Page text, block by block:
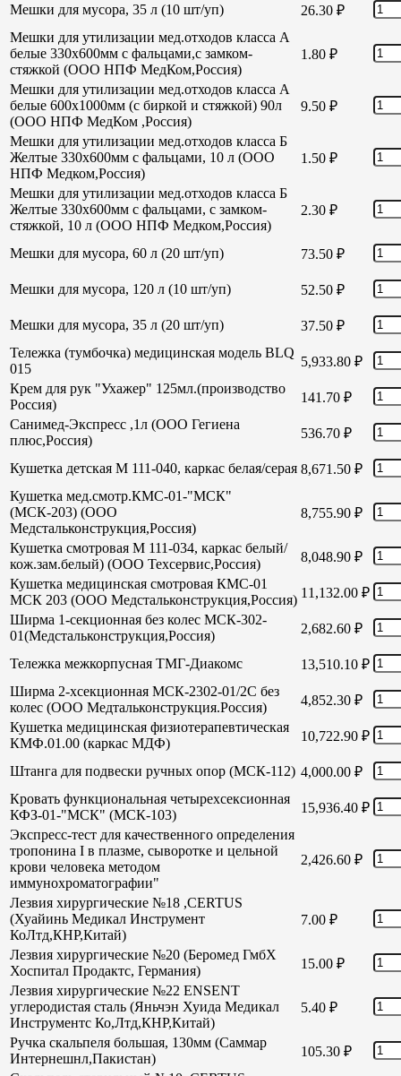
Мешки для мусора, 35 л (10 шт/уп) 26.30 ₽
Мешки для утилизации мед.отходов класса А
белые 330х600мм с фальцами,с замком-
стяжкой (ООО НПФ МедКом,Россия)
1.80 ₽
Мешки для утилизации мед.отходов класса А
белые 600х1000мм (с биркой и стяжкой) 90л
(ООО НПФ МедКом ,Россия)
9.50 ₽
Мешки для утилизации мед.отходов класса Б
Желтые 330х600мм с фальцами, 10 л (ООО
НПФ Медком,Россия)
1.50 ₽
Мешки для утилизации мед.отходов класса Б
Желтые 330х600мм с фальцами, с замком-
стяжкой, 10 л (ООО НПФ Медком,Россия)
2.30 ₽
Мешки для мусора, 60 л (20 шт/уп) 73.50 ₽
Мешки для мусора, 120 л (10 шт/уп) 52.50 ₽
Мешки для мусора, 35 л (20 шт/уп) 37.50 ₽
Тележка (тумбочка) медицинская модель BLQ
015
5,933.80 ₽
Крем для рук "Ухажер" 125мл.(производство
Россия)
141.70 ₽
Санимед-Экспресс ,1л (ООО Гегиена
плюс,Россия)
536.70 ₽
Кушетка детская М 111-040, каркас белая/серая 8,671.50 ₽
Кушетка мед.смотр.КМС-01-"МСК"
(МСК-203) (ООО
Медстальконструкция,Россия)
8,755.90 ₽
Кушетка смотровая М 111-034, каркас белый/
кож.зам.белый) (ООО Техсервис,Россия)
8,048.90 ₽
Кушетка медицинская смотровая КМС-01
МСК 203 (ООО Медстальконструкция,Россия) 11,132.00 ₽
Ширма 1-секционная без колес МСК-302-
01(Медстальконструкция,Россия)
2,682.60 ₽
Тележка межкорпусная ТМГ-Диакомс 13,510.10 ₽
Ширма 2-хсекционная МСК-2302-01/2С без
колес (ООО Медтальконструкция.Россия)
4,852.30 ₽
Кушетка медицинская физиотерапевтическая
КМФ.01.00 (каркас МДФ)
10,722.90 ₽
Штанга для подвески ручных опор (МСК-112) 4,000.00 ₽
Кровать функциональная четырехсексионная
КФЗ-01-"МСК" (МСК-103)
15,936.40 ₽
Экспресс-тест для качественного определения
тропонина I в плазме, сыворотке и цельной
крови человека методом
иммунохроматографии"
2,426.60 ₽
Лезвия хирургические №18 ,CERTUS
(Хуайинь Медикал Инструмент
КоЛтд,КНР,Китай)
7.00 ₽
Лезвия хирургические №20 (Беромед ГмбХ
Хоспитал Продактс, Германия)
15.00 ₽
Лезвия хирургические №22 ENSENT
углеродистая сталь (Яньчэн Хуида Медикал
Инструментс Ко,Лтд,КНР,Китай)
5.40 ₽
Ручка скальпеля большая, 130мм (Саммар
Интернешнл,Пакистан)
105.30 ₽